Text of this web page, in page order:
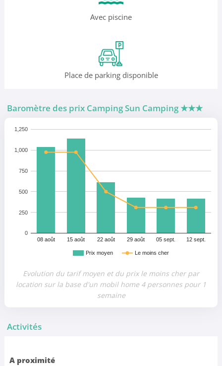
Avec piscine
Place de parking disponible
Baromètre des prix Camping Sun Camping ★★★
Prix moyen Le moins cher
08 août 15 août 22 août 29 août 05 sept. 12 sept.
0
250
500
750
1,000
1,250
Evolution du tarif moyen et du prix le moins cher par
location sur la base d'un mobil home 4 personnes pour 1
semaine
Activités
A proximité